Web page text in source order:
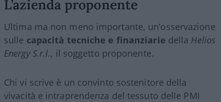
L’azienda proponente
Ultima ma non meno importante, un’osservazione
sulle capacità tecniche e finanziarie della Helios
Energy S.r.l., il soggetto proponente.
Chi vi scrive è un convinto sostenitore della
vivacità e intraprendenza del tessuto delle PMI